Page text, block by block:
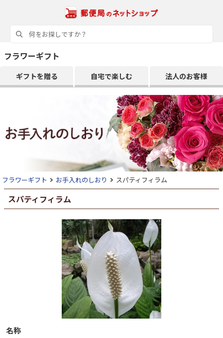
フラワーギフト
ギフトを贈る 自宅で楽しむ 法人のお客様
フラワーギフト お手入れのしおり スパティフィラム
スパティフィラム
名称